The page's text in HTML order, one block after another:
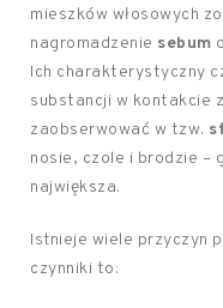
mieszków włosowych
nagromadzenie sebum
Ich charakterystyczny
substancji w kontakcie
zaobserwować w tzw.
nosie, czole i brodzie –
największa.
Istnieje wiele przyczyn
czynniki to: